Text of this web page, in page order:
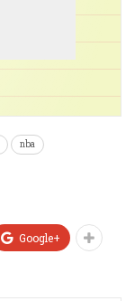
nba
Google+